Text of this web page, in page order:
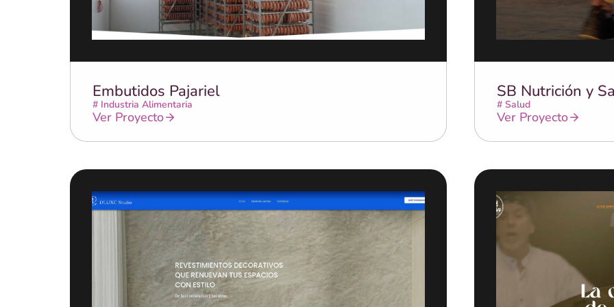
Embutidos Pajariel
# Industria Alimentaria
Ver Proyecto
SB Nutrición y
# Salud
Ver Proyecto